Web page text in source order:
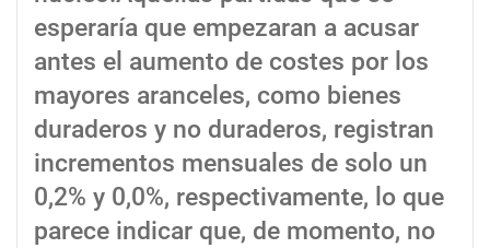
esperaría que empezaran a acusar
antes el aumento de costes por los
mayores aranceles, como bienes
duraderos y no duraderos, registran
incrementos mensuales de solo un
0,2% y 0,0%, respectivamente, lo que
parece indicar que, de momento, no